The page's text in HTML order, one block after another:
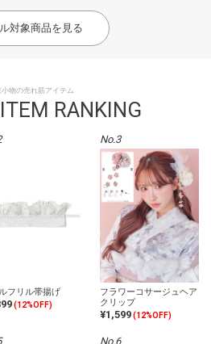
対象商品を見る
小物の売れ筋アイテム
RANKING
フリル帯揚げ
(12%OFF)
No.3
フラワーコサージュヘア
クリップ
¥1,599 (12%OFF)
No.6